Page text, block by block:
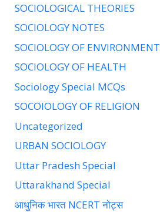
SOCIOLOGICAL THEORIES
SOCIOLOGY NOTES
SOCIOLOGY OF ENVIRONMENT
SOCIOLOGY OF HEALTH
Sociology Special MCQs
SOCOIOLOGY OF RELIGION
Uncategorized
URBAN SOCIOLOGY
Uttar Pradesh Special
Uttarakhand Special
आधुनिक भारत NCERT नोट्स